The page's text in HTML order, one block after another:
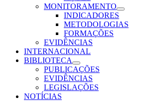
MONITORAMENTO
INDICADORES
METODOLOGIAS
FORMAÇÕES
EVIDÊNCIAS
INTERNACIONAL
BIBLIOTECA
PUBLICAÇÕES
EVIDÊNCIAS
LEGISLAÇÕES
NOTÍCIAS